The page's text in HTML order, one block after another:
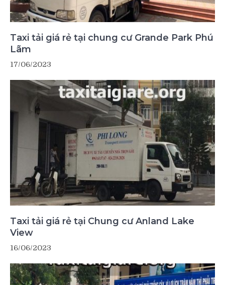
Taxi tải giá rẻ tại chung cư Grande Park Phú
Lãm
17/06/2023
Taxi tải giá rẻ tại Chung cư Anland Lake
View
16/06/2023